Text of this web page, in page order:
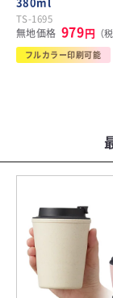
TS-1695
無地価格 979円 （
フルカラー印刷可能